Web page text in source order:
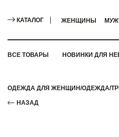
КАТАЛОГ ЖЕНЩИНЫ
ВСЕ ТОВАРЫ НОВИНКИ ДЛЯ
ОДЕЖДА ДЛЯ ЖЕНЩИН/ОДЕЖДА/
НАЗАД